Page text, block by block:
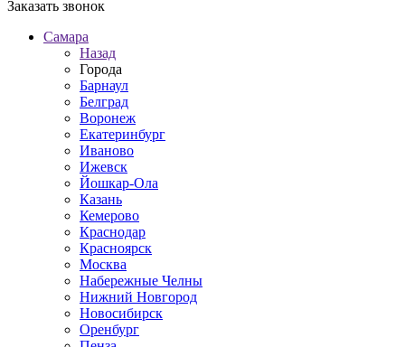
Заказать звонок
Самара
Назад
Города
Барнаул
Белград
Воронеж
Екатеринбург
Иваново
Ижевск
Йошкар-Ола
Казань
Кемерово
Краснодар
Красноярск
Москва
Набережные Челны
Нижний Новгород
Новосибирск
Оренбург